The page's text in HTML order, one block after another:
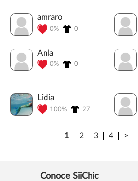
amraro
0% 0
Anla
0% 0
Lidia
100% 27
1 2 3 4 >
Conoce SiiChic